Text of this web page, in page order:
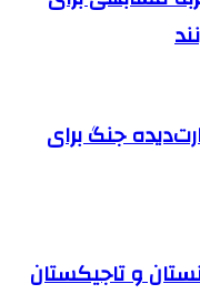
جنگ برای
و تاجیکستان